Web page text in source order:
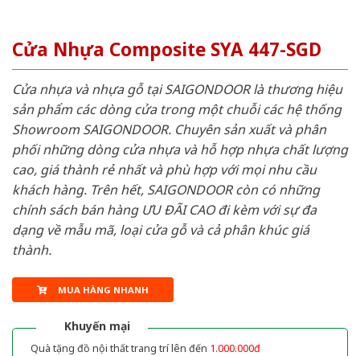
Cửa Nhựa Composite SYA 447-SGD
Cửa nhựa và nhựa gỗ tại SAIGONDOOR là thương hiệu
sản phẩm các dòng cửa trong một chuỗi các hệ thống
Showroom SAIGONDOOR. Chuyên sản xuất và phân
phối những dòng cửa nhựa và hỗ hợp nhựa chất lượng
cao, giá thành rẻ nhất và phù hợp với mọi nhu cầu
khách hàng. Trên hết, SAIGONDOOR còn có những
chính sách bán hàng ƯU ĐÃI CAO đi kèm với sự đa
dạng về mẫu mã, loại cửa gỗ và cả phân khúc giá
thành.
MUA HÀNG NHANH
Khuyến mại
Quà tặng đồ nội thất trang trí lên đến 1.000.000đ